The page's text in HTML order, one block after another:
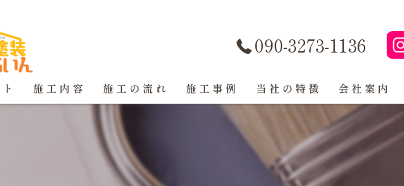
090-3273-1136
施工内容 施工の流れ 施工事例 当社の特徴
戸建て
会社案内
よくある質問